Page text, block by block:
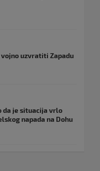
vojno uzvratiti Zapadu
da je situacija vrlo
napada na Dohu